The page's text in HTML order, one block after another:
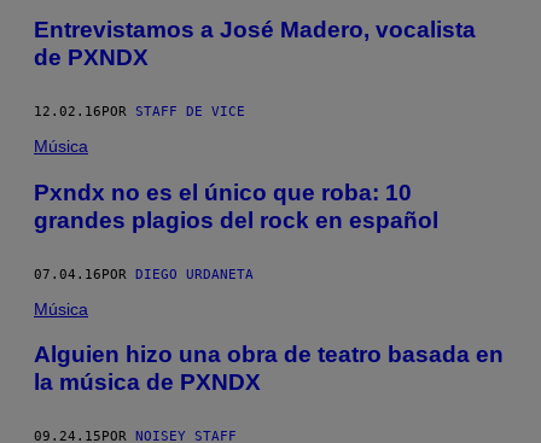
Entrevistamos a José Madero, vocalista
de PXNDX
12.02.16 POR STAFF DE VICE
Música
Pxndx no es el único que roba: 10
grandes plagios del rock en español
07.04.16POR DIEGO URDANETA
Música
Alguien hizo una obra de teatro basada en
la música de PXNDX
09.24.15 POR NOISEY STAFF